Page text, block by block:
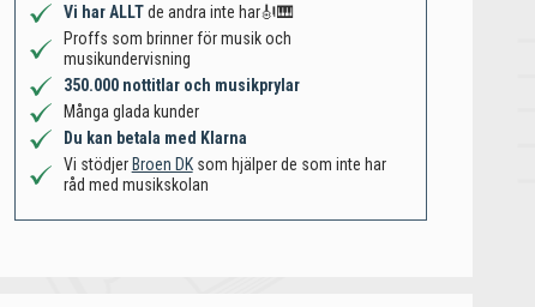
Vi har ALLTde andra inte har🎻🎹
Proffs som brinner för musik och
musikundervisning
350.000 nottitlar och musikprylar
Många glada kunder
Du kan betala med Klarna
Vi stödjer Broen DKsom hjälper de som inte har
råd med musikskolan